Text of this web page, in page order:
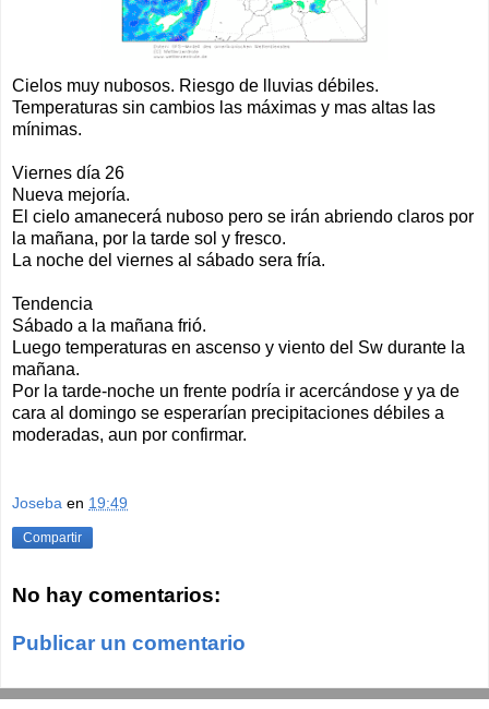
Cielos muy nubosos. Riesgo de lluvias débiles.
Temperaturas sin cambios las máximas y mas altas las
mínimas.
Viernes día 26
Nueva mejoría.
El cielo amanecerá nuboso pero se irán abriendo claros por
la mañana, por la tarde sol y fresco.
La noche del viernes al sábado sera fría.
Tendencia
Sábado a la mañana frió.
Luego temperaturas en ascenso y viento del Sw durante la
mañana.
Por la tarde-noche un frente podría ir acercándose y ya de
cara al domingo se esperarían precipitaciones débiles a
moderadas, aun por confirmar.
Joseba en 19:49
Compartir
No hay comentarios:
Publicar un comentario